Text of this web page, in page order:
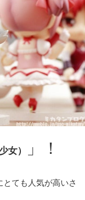
女） 」！
ても人気が高いさ